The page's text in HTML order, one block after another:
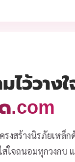
ไว้วางใ
.com
งสร้างนิรภัยเหล็
ใจถนอมทุกวงกบ